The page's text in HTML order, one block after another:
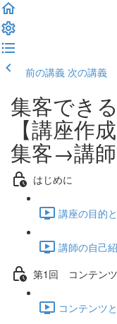
前の講義 次の講義
集客でき
【講座
集客→講師
はじめに
講座の目的
講師の自己
第1回 コンテン
コンテンツ